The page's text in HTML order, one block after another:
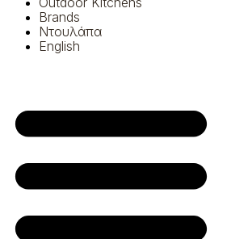
Brands
Ντουλάπα
English